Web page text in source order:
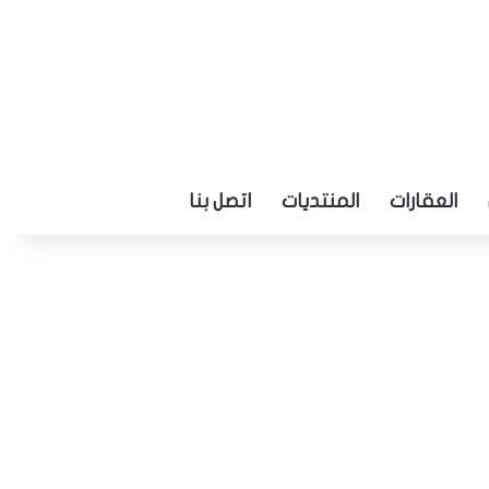
العقارات المنتديات اتصل بنا